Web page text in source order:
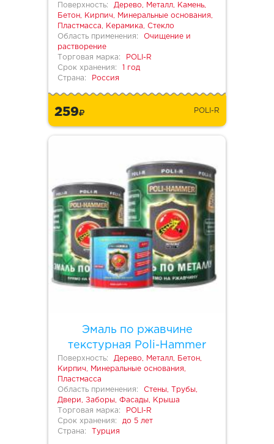
Поверхность:
Дерево, Металл, Камень,
Бетон, Кирпич, Минеральные основания,
Пластмасса, Керамика, Стекло
Область применения:
Очищение и
растворение
Торговая марка:
POLI-R
Срок хранения:
1 год
Страна:
Россия
259 POLI-R
Эмаль по ржавчине
текстурная Poli-Hammer
Поверхность:
Дерево, Металл, Бетон,
Кирпич, Минеральные основания,
Пластмасса
Область применения:
Стены, Трубы,
Двери, Заборы, Фасады, Крыша
Торговая марка:
POLI-R
Срок хранения:
до 5 лет
Страна:
Турция